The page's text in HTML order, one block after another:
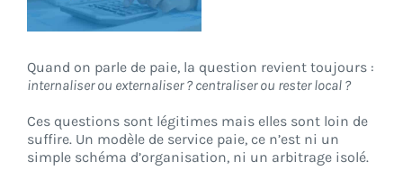
Quand on parle de paie, la question revient toujours :
internaliser ou externaliser ? centraliser ou rester local ?
Ces questions sont légitimes mais elles sont loin de
suffire. Un modèle de service paie, ce n’est ni un
simple schéma d’organisation, ni un arbitrage isolé.